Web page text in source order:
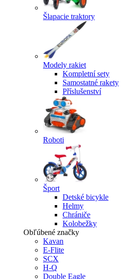
Šlapacie traktory
Modely rakiet
Kompletní sety
Samostatné rakety
Příslušenství
Roboti
Šport
Detské bicykle
Helmy
Chrániče
Kolobežky
Obľúbené značky
Kavan
E-Flite
SCX
H-Q
Double Eagle